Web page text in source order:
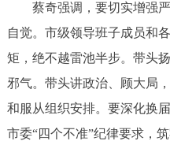
走进北京
蔡奇强调，要切实增强严
自觉。市级领导班子成员和
矩，绝不越雷池半步。带头
邪气。带头讲政治、顾大局
和服从组织安排。要深化换
市委“四个不准”纪律要求，